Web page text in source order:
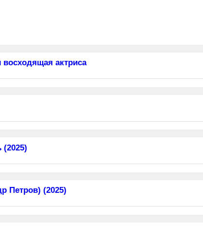
актриса
Петров) (2025)